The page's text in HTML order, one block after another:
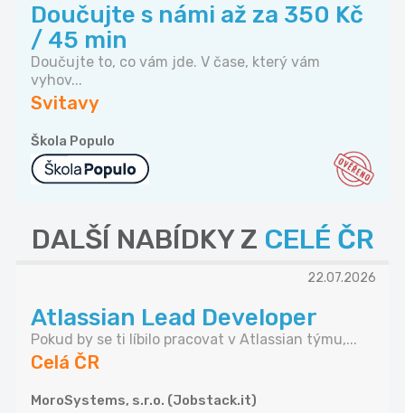
Doučujte s námi až za 350 Kč
/ 45 min
Doučujte to, co vám jde. V čase, který vám
vyhov...
Svitavy
Škola Populo
DALŠÍ NABÍDKY Z CELÉ ČR
22.07.2026
Atlassian Lead Developer
Pokud by se ti líbilo pracovat v Atlassian týmu,...
Celá ČR
MoroSystems, s.r.o. (Jobstack.it)